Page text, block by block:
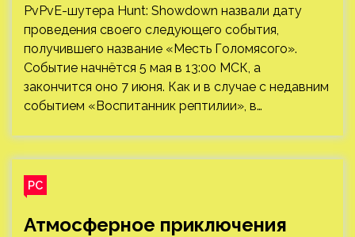
PvPvE-шутера Hunt: Showdown назвали дату
проведения своего следующего события,
получившего название «Месть Голомясого».
Событие начнётся 5 мая в 13:00 МСК, а
закончится оно 7 июня. Как и в случае с недавним
событием «Воспитанник рептилии», в…
PC
Атмосферное приключения